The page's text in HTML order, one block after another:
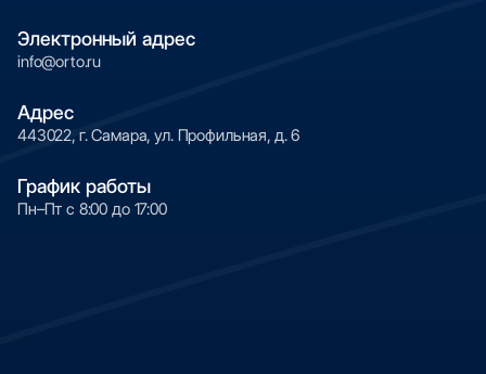
Электронный адрес
info@orto.ru
Адрес
443022, г. Самара, ул. Профильная, д. 6
График работы
Пн–Пт с 8:00 до 17:00